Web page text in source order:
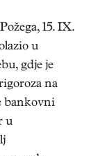
15. IX.
u
gdje je
na
bankovni
u